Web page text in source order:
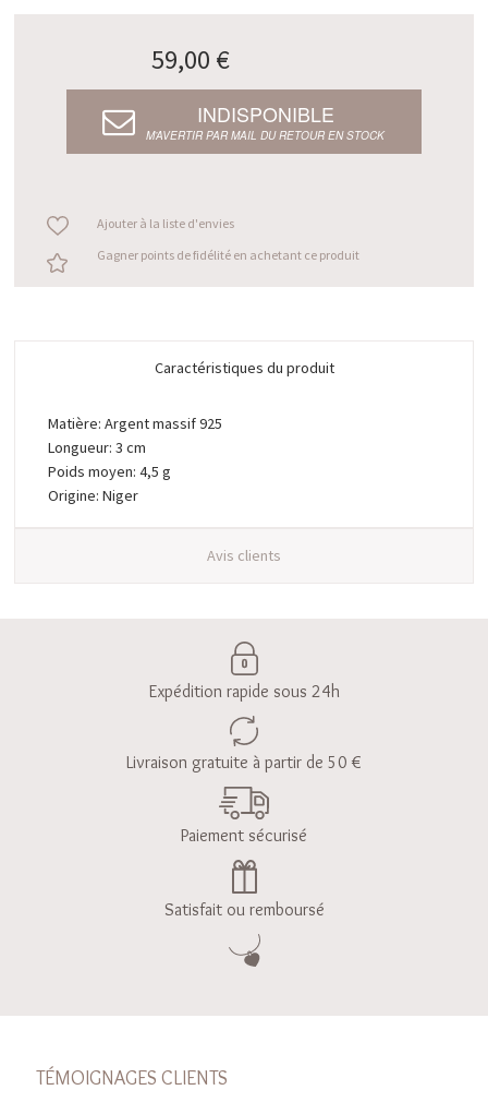
59,00 €
INDISPONIBLE
M’AVERTIR PAR MAIL DU RETOUR EN STOCK
Ajouter à la liste d'envies
Gagner points de fidélité en achetant ce produit
Caractéristiques du produit
Matière: Argent massif 925
Longueur: 3 cm
Poids moyen: 4,5 g
Origine: Niger
Avis clients
Expédition rapide sous 24h
Livraison gratuite à partir de 50 €
Paiement sécurisé
Satisfait ou remboursé
TÉMOIGNAGES CLIENTS